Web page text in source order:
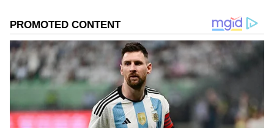
ಅರ್ಥಮಾಡಿಕೊಳ್ಳಲು ಸಹಾಯ ಮಾಡಿದೆ ಎಂದು ಕಿಯಾರಾ
ಬಹಿರಂಗಪಡಿಸಿದ್ದಾರೆ. ಪೋಷಕರಾದ ನಂತರ, ತನ್ನ ಸ್ವಂತ
ಅಭ್ಯಾಸಗಳು ಮತ್ತು ಭಾವನಾತ್ಮಕ ಪ್ರತಿಕ್ರಿಯೆಗಳ ಬಗ್ಗೆ ಹೆಚ್ಚು
ಜಾಗೃತರಾಗಿರುವುದಾಗಿ ಅವರು ಹೇಳಿದ್ದಾರೆ. ಮಗಳು
ಸಾರಾಯಾ ಬಗ್ಗೆ ಮಾತನಾಡಿದ ಕಿಯಾರಾ, ತನ್ನ ಮಗಳು
ಭಾವನಾತ್ಮಕವಾಗಿ ಸುರಕ್ಷಿತವಾಗಿರಬೇಕು ಮತ್ತು ಯಾವುದೇ